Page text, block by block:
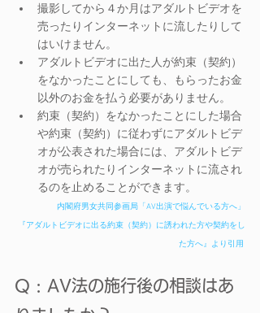
撮影してから４か月はアダルトビデオを
売ったりインターネットに流したりして
はいけません。
アダルトビデオに出た人が約束（契約）
をなかったことにしても、もらったお金
以外のお金を払う必要がありません。
約束（契約）をなかったことにした場合
や約束（契約）に従わずにアダルトビデ
オが公表された場合には、アダルトビデ
オが売られたりインターネットに流され
るのを止めることができます。
内閣府男女共同参画局「AV出演で悩んでいる方へ」
『アダルトビデオに出る約束（契約）に誘われた方や契約をし
た方へ』より引用
Q : AV法の施行後の相談はあ